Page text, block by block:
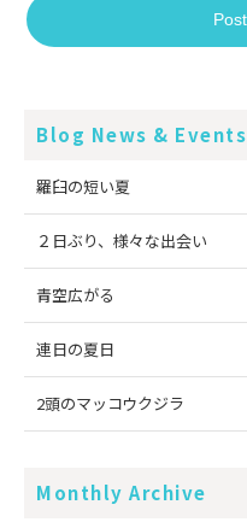
Blog News & Events
羅臼の短い夏
２日ぶり、様々な出会い
青空広がる
連日の夏日
2頭のマッコウクジラ
Monthly Archive